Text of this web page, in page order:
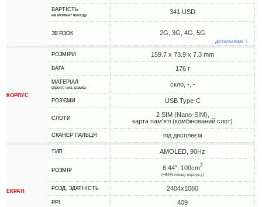
ВАРТІСТЬ
на момент виходу 341 USD
ЗВ'ЯЗОК 2G, 3G, 4G, 5G
детальніше ↓
КОРПУС
РОЗМІРИ 159.7 x 73.9 x 7.3 mm
ВАГА 176 г
МАТЕРІАЛ
фронт, низ, рамка скло, -, -
РОЗ'ЄМИ USB Type-C
СЛОТИ
2 SIM (Nano-SIM),
карта пам'яті (комбінований слот)
СКАНЕР ПАЛЬЦЯ під дисплеєм
ЕКРАН
ТИП AMOLED, 90Hz
РОЗМІР 6.44", 100cm2
(~84% площі корпусу)
РОЗД. ЗДАТНІСТЬ 2404x1080
PPI 409